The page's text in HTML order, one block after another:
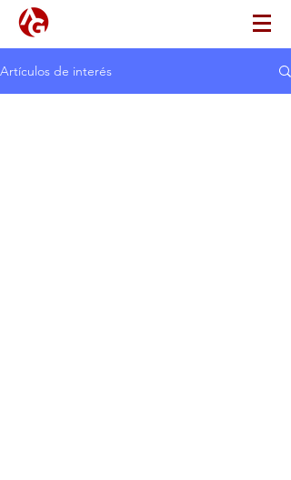
Artículos de interés